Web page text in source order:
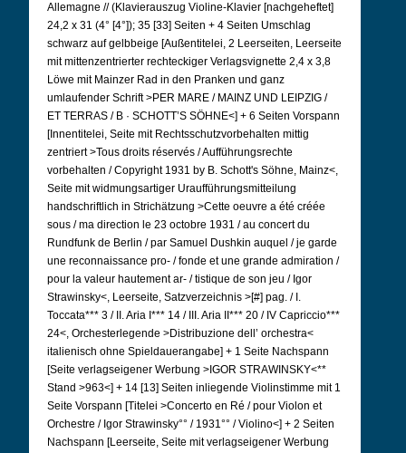
Allemagne // (Klavierauszug Violine-Klavier [nachgeheftet]
24,2 x 31 (4° [4°]); 35 [33] Seiten + 4 Seiten Umschlag
schwarz auf gelbbeige [Außentitelei, 2 Leerseiten, Leerseite
mit mittenzentrierter rechteckiger Verlagsvignette 2,4 x 3,8
Löwe mit Mainzer Rad in den Pranken und ganz
umlaufender Schrift >PER MARE / MAINZ UND LEIPZIG /
ET TERRAS / B · SCHOTT’S SÖHNE<] + 6 Seiten Vorspann
[Innentitelei, Seite mit Rechtsschutzvorbehalten mittig
zentriert >Tous droits réservés / Aufführungsrechte
vorbehalten / Copyright 1931 by B. Schott's Söhne, Mainz<,
Seite mit widmungsartiger Uraufführungsmitteilung
handschriftlich in Strichätzung >Cette oeuvre a été créée
sous / ma direction le 23 octobre 1931 / au concert du
Rundfunk de Berlin / par Samuel Dushkin auquel / je garde
une reconnaissance pro- / fonde et une grande admiration /
pour la valeur hautement ar- / tistique de son jeu / Igor
Strawinsky<, Leerseite, Satzverzeichnis >[#] pag. / I.
Toccata*** 3 / II. Aria I*** 14 / III. Aria II*** 20 / IV Capriccio***
24<, Orchesterlegende >Distribuzione dell’ orchestra<
italienisch ohne Spieldauerangabe] + 1 Seite Nachspann
[Seite verlagseigener Werbung >IGOR STRAWINSKY<**
Stand >963<] + 14 [13] Seiten inliegende Violinstimme mit 1
Seite Vorspann [Titelei >Concerto en Ré / pour Violon et
Orchestre / Igor Strawinsky°° / 1931°° / Violino<] + 2 Seiten
Nachspann [Leerseite, Seite mit verlagseigener Werbung